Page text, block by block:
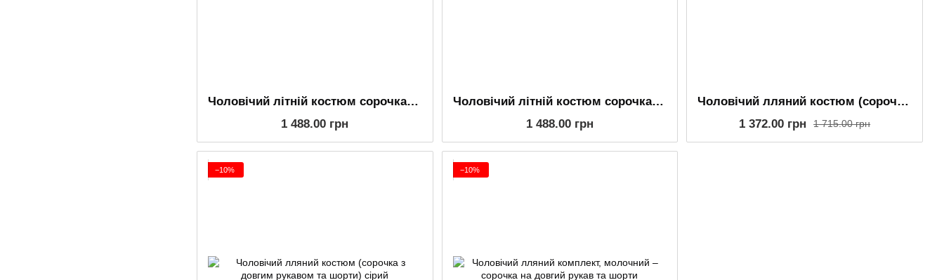
Чоловічий літній костюм сорочка та шорти з льону, бежевий
1 488.00 грн
Чоловічий літній костюм сорочка та шорти з льону, сірий
1 488.00 грн
Чоловічий лляний костюм (сорочка з довгим рукавом та шорти) молочний
1 715.00 грн
1 372.00 грн
−10% −10%